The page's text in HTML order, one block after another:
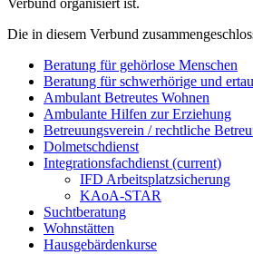
Verbund organisiert ist.
Die in diesem Verbund
Beratung für gehörlose Menschen
Beratung für schwerhörige und
Ambulant Betreutes Wohnen
Ambulante Hilfen zur Erziehung
Betreuungsverein / rechtliche
Dolmetschdienst
Integrationsfachdienst (current)
IFD Arbeitsplatzsicherung
KAoA-STAR
Suchtberatung
Wohnstätten
Hausgebärdenkurse